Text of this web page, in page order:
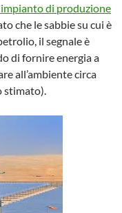
di produzione
che le sabbie su cui è
il segnale è
di fornire energia a
all’ambiente circa
stimato).